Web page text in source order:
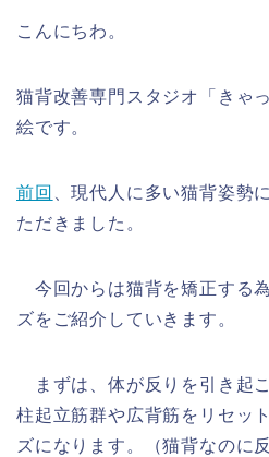
こんにちわ。
猫背改善専門スタジオ「きゃ
絵です。
前回
、現代人に多い猫背姿勢
ただきました。
今回からは猫背を矯正する
ズをご紹介していきます。
まずは、体が反りを引き起
柱起立筋群や広背筋をリセッ
ズになります。（猫背なのに